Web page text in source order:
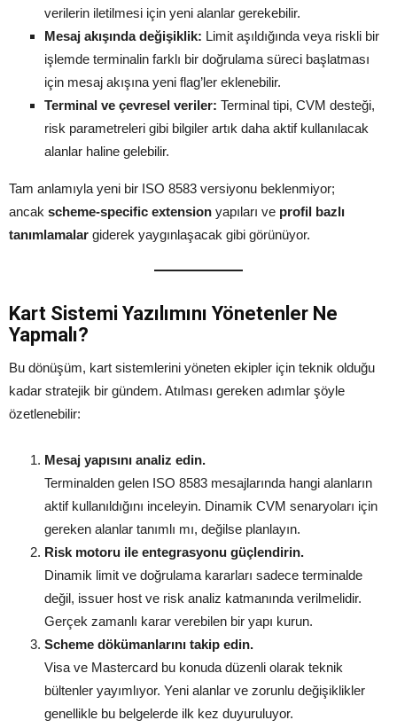
verilerin iletilmesi için yeni alanlar gerekebilir.
Mesaj akışında değişiklik: Limit aşıldığında veya riskli bir
işlemde terminalin farklı bir doğrulama süreci başlatması
için mesaj akışına yeni flag’ler eklenebilir.
Terminal ve çevresel veriler: Terminal tipi, CVM desteği,
risk parametreleri gibi bilgiler artık daha aktif kullanılacak
alanlar haline gelebilir.
Tam anlamıyla yeni bir ISO 8583 versiyonu beklenmiyor;
ancak scheme-specific extension yapıları ve profil bazlı
tanımlamalar giderek yaygınlaşacak gibi görünüyor.
Kart Sistemi Yazılımını Yönetenler Ne
Yapmalı?
Bu dönüşüm, kart sistemlerini yöneten ekipler için teknik olduğu
kadar stratejik bir gündem. Atılması gereken adımlar şöyle
özetlenebilir:
Mesaj yapısını analiz edin.
Terminalden gelen ISO 8583 mesajlarında hangi alanların
aktif kullanıldığını inceleyin. Dinamik CVM senaryoları için
gereken alanlar tanımlı mı, değilse planlayın.
Risk motoru ile entegrasyonu güçlendirin.
Dinamik limit ve doğrulama kararları sadece terminalde
değil, issuer host ve risk analiz katmanında verilmelidir.
Gerçek zamanlı karar verebilen bir yapı kurun.
Scheme dökümanlarını takip edin.
Visa ve Mastercard bu konuda düzenli olarak teknik
bültenler yayımlıyor. Yeni alanlar ve zorunlu değişiklikler
genellikle bu belgelerde ilk kez duyuruluyor.